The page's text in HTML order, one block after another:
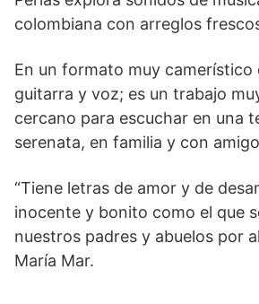
colombiana con arreglos
En un formato muy camerístico
guitarra y voz; es un trabajo
cercano para escuchar en una
serenata, en familia y con
“Tiene letras de amor y de
inocente y bonito como el que
nuestros padres y abuelos por
María Mar.